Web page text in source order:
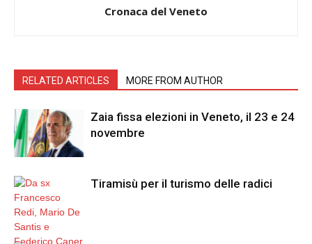
Cronaca del Veneto
RELATED ARTICLES MORE FROM AUTHOR
Zaia fissa elezioni in Veneto, il 23 e 24
novembre
Tiramisù per il turismo delle radici